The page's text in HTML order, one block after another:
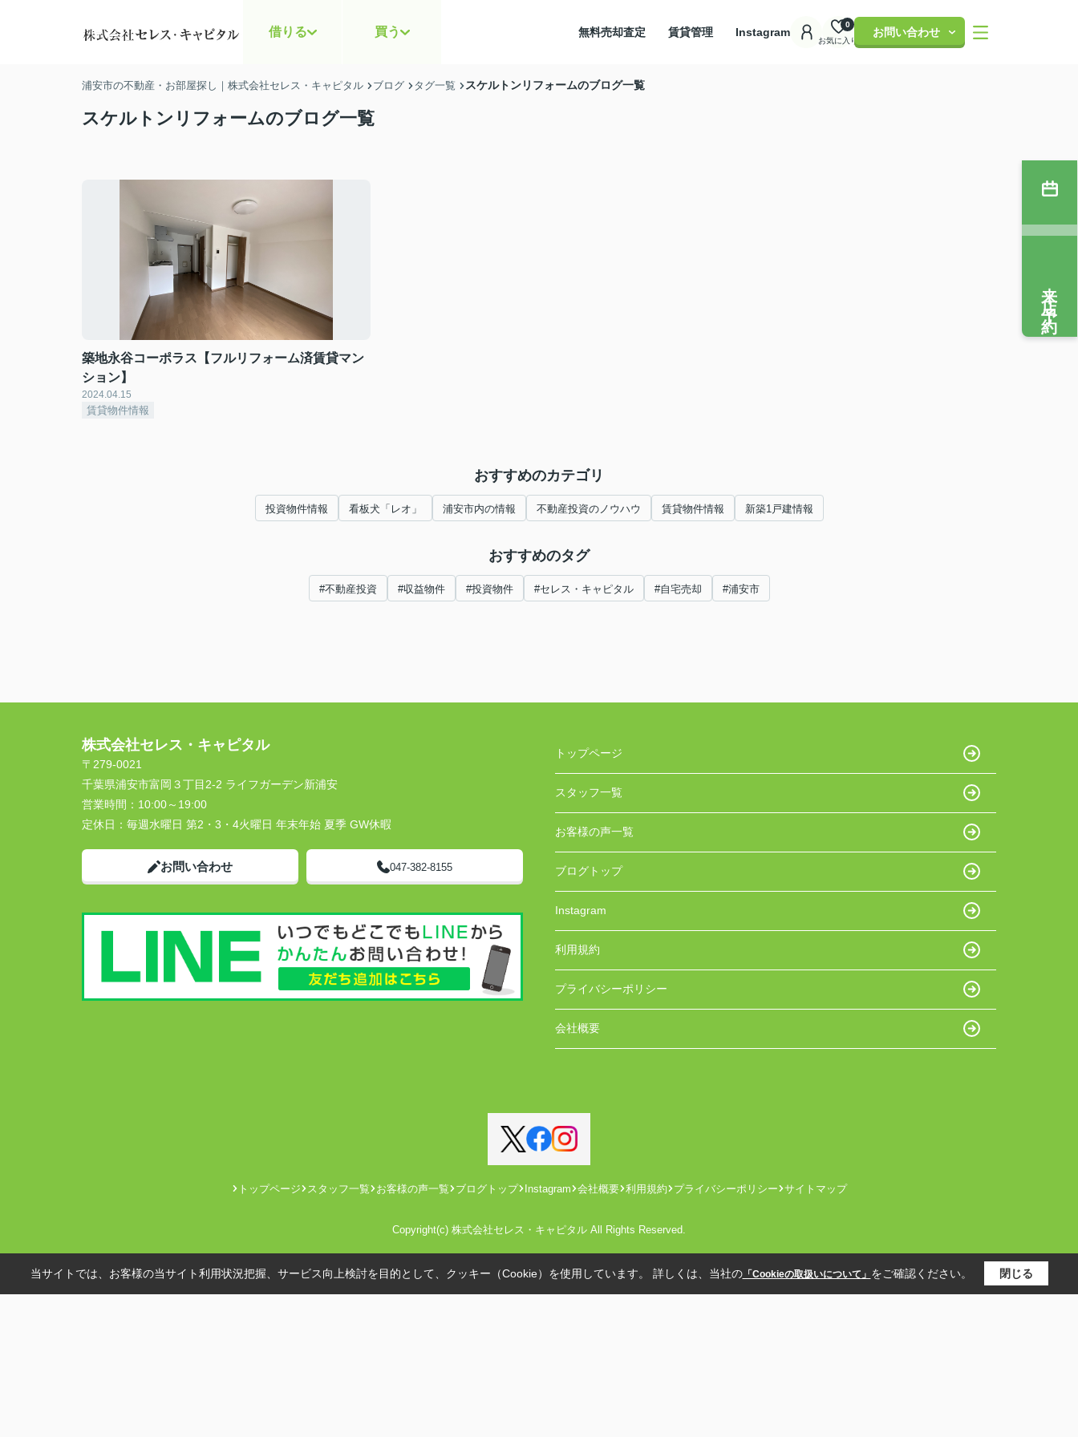
借りる 買う 無料売却査定 賃貸管理 Instagram
お気に入り
0
お問い合わせ
浦安市の不動産・お部屋探し｜株式会社セレス・キャピタル ブログ タグ一覧 スケルトンリフォームのブログ一覧
スケルトンリフォームのブログ一覧
築地永谷コーポラス【フルリフォーム済賃貸マン
ション】
2024.04.15
賃貸物件情報
おすすめのカテゴリ
投資物件情報 看板犬「レオ」 浦安市内の情報 不動産投資のノウハウ 賃貸物件情報 新築1戸建情報
おすすめのタグ
#不動産投資 #収益物件 #投資物件 #セレス・キャピタル #自宅売却 #浦安市
来店予約
株式会社セレス・キャピタル
〒279-0021
千葉県浦安市富岡３丁目2-2 ライフガーデン新浦安
営業時間： 10:00～19:00
定休日： 毎週水曜日 第2・3・4火曜日 年末年始 夏季 GW休暇
お問い合わせ 047-382-8155
トップページ
スタッフ一覧
お客様の声一覧
ブログトップ
Instagram
利用規約
プライバシーポリシー
会社概要
トップページ スタッフ一覧 お客様の声一覧 ブログトップ Instagram 会社概要 利用規約 プライバシーポリシー サイトマップ
Copyright(c) 株式会社セレス・キャピタル All Rights Reserved.
当サイトでは、お客様の当サイト利用状況把握、サービス向上検討を目的として、クッキー（Cookie）を使用しています。 詳しくは、当社の「Cookieの取扱いについて」 をご確認ください。 閉じる